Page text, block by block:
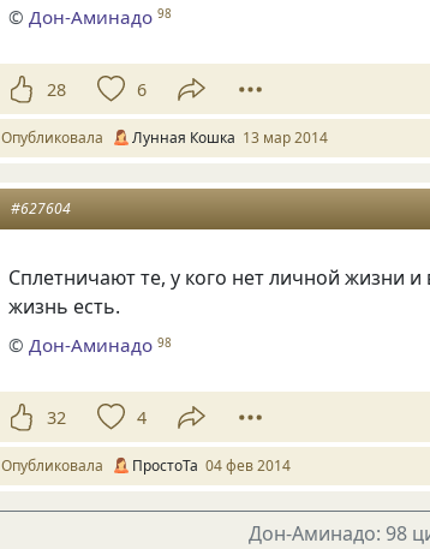
©Дон-Аминадо 98
28 6
Опубликовала Лунная Кошка 13 мар 2014
#627604
Сплетничают те, у кого нет личной жизни и
жизнь есть.
©Дон-Аминадо 98
32 4
Опубликовала ПростоТа 04 фев 2014
Дон-Аминадо: 98